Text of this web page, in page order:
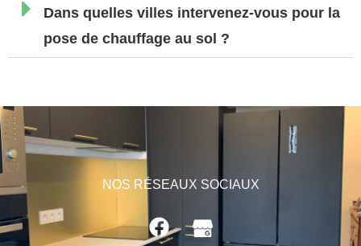
Dans quelles villes intervenez-vous pour la
pose de chauffage au sol ?
NOS RÉSEAUX SOCIAUX